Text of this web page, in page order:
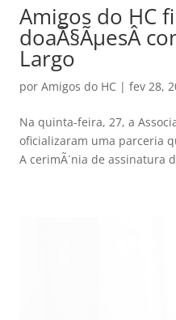
Amigos do HC
doaÃ§ÃµesÂ
Largo
porAmigos do HC |fev 28,
Na quinta-feira, 27, a
oficializaram uma parceria
A cerimÃ´nia de assinatura